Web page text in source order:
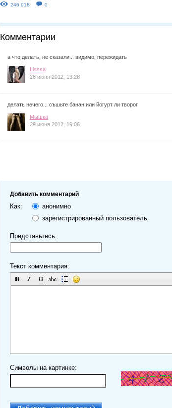
246 918 0
Комментарии
а что делать, не сказали... видимо, пережидать
Lisssa
28 июня 2012, 13:28
делать нечего... съшьте банан или йогурт ли творог
Мышка
29 июня 2012, 19:06
Добавить комментарий
Как:
анонимно
зарегистрированный пользователь
Представьтесь:
Текст комментария:
Символы на картинке: